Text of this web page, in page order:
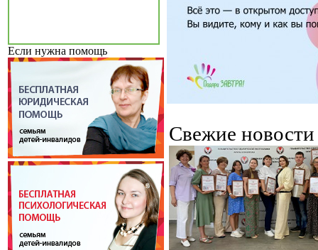
Если нужна помощь
Свежие